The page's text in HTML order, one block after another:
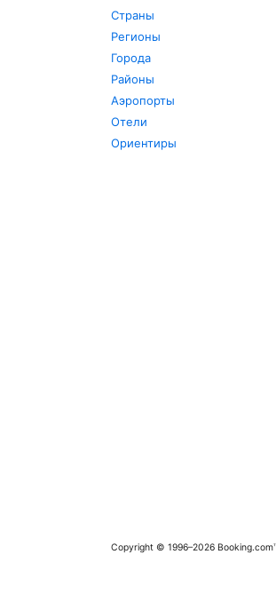
Страны
Регионы
Города
Районы
Аэропорты
Отели
Ориентиры
Copyright © 1996–2026